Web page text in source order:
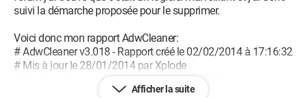
suivi la démarche proposée pour le supprimer.
Voici donc mon rapport AdwCleaner:
# AdwCleaner v3.018 - Rapport créé le 02/02/2014 à 17:16:32
# Mis à jour le 28/01/2014 par Xplode
# Système d'exploitation : Windows Vista (TM) Home
Premium Service Pack 2 (32 bits)Afficher la suite